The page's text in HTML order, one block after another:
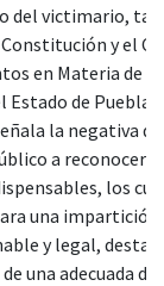
del victimario, tal
y el
en Materia de
Estado de Puebla.
la negativa
a reconocer
los
una impartición
y legal,
una adecuada